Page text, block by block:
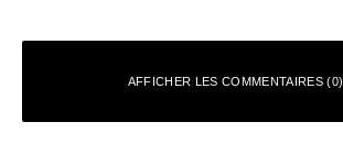
AFFICHER LES COMMENTAIRES (0)